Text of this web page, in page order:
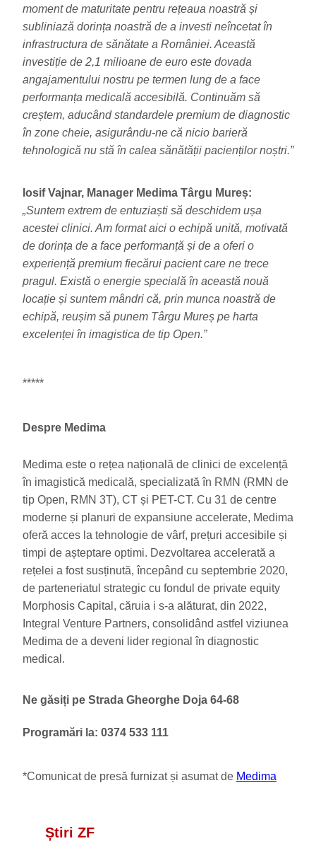
moment de maturitate pentru rețeaua noastră și
subliniază dorința noastră de a investi neîncetat în
infrastructura de sănătate a României. Această
investiție de 2,1 milioane de euro este dovada
angajamentului nostru pe termen lung de a face
performanța medicală accesibilă. Continuăm să
creștem, aducând standardele premium de diagnostic
în zone cheie, asigurându-ne că nicio barieră
tehnologică nu stă în calea sănătății pacienților noștri.”
Iosif Vajnar, Manager Medima Târgu Mureș:
„Suntem extrem de entuziaști să deschidem ușa
acestei clinici. Am format aici o echipă unită, motivată
de dorința de a face performanță și de a oferi o
experiență premium fiecărui pacient care ne trece
pragul. Există o energie specială în această nouă
locație și suntem mândri că, prin munca noastră de
echipă, reușim să punem Târgu Mureș pe harta
excelenței în imagistica de tip Open.”
*****
Despre Medima
Medima este o rețea națională de clinici de excelență
în imagistică medicală, specializată în RMN (RMN de
tip Open, RMN 3T), CT și PET-CT. Cu 31 de centre
moderne și planuri de expansiune accelerate, Medima
oferă acces la tehnologie de vârf, prețuri accesibile și
timpi de așteptare optimi. Dezvoltarea accelerată a
rețelei a fost susținută, începând cu septembrie 2020,
de parteneriatul strategic cu fondul de private equity
Morphosis Capital, căruia i s-a alăturat, din 2022,
Integral Venture Partners, consolidând astfel viziunea
Medima de a deveni lider regional în diagnostic
medical.
Ne găsiți pe Strada Gheorghe Doja 64-68
Programări la: 0374 533 111
*Comunicat de presă furnizat și asumat de Medima
Știri ZF